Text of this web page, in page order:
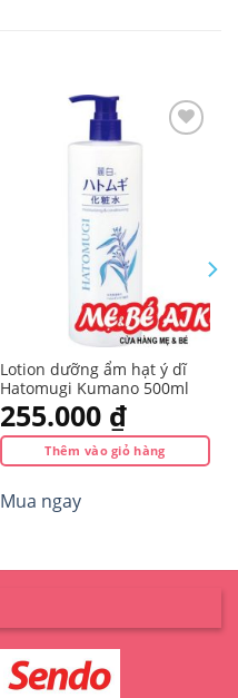
Lotion dưỡng ẩm hạt ý dĩ
Hatomugi Kumano 500ml
255.000 ₫
Thêm vào giỏ hàng
Mua ngay